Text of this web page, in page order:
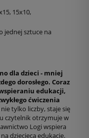
15x10,
jednej sztuce na
dla dzieci - mniej
dorosłego. Coraz
edukacji,
ćwiczenia
tylko liczby, staje się
czytelnik otrzymuje w
Logi wspiera
dziecięcą edukację.